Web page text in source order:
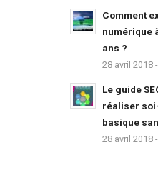
Comment
numérique
ans ?
28 avril 2018
Le guide
réaliser
basique
28 avril 2018